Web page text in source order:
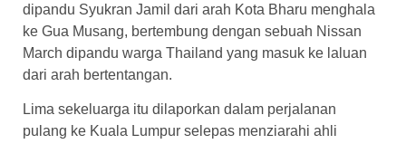
dipandu Syukran Jamil dari arah Kota Bharu menghala
ke Gua Musang, bertembung dengan sebuah Nissan
March dipandu warga Thailand yang masuk ke laluan
dari arah bertentangan.
Lima sekeluarga itu dilaporkan dalam perjalanan
pulang ke Kuala Lumpur selepas menziarahi ahli